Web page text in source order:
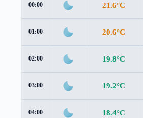
00:00 21.6°C
01:00 20.6°C
02:00 19.8°C
03:00 19.2°C
04:00 18.4°C